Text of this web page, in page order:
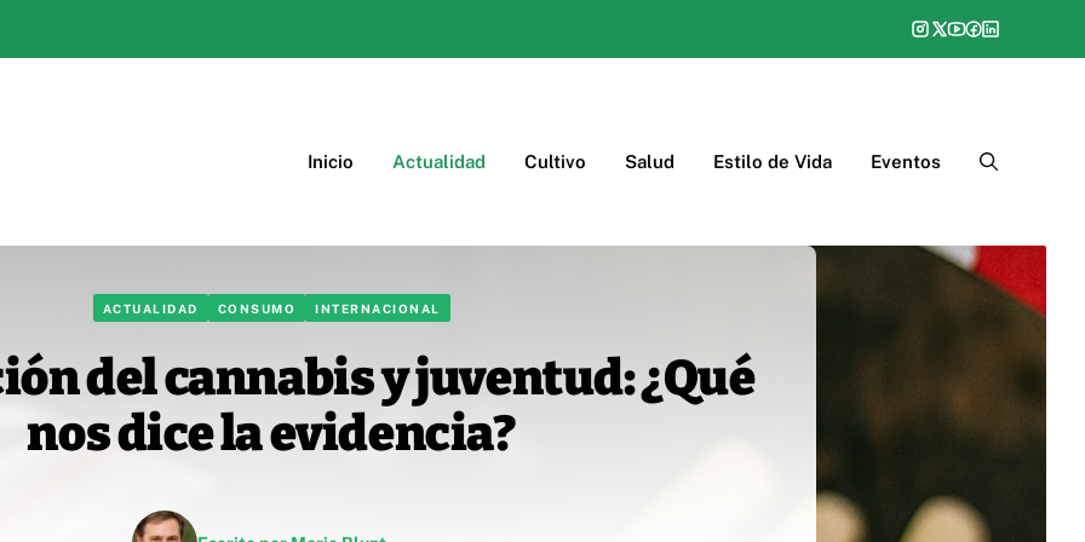
Inicio Actualidad Cultivo Salud Estilo de Vida Eventos
ACTUALIDAD CONSUMO INTERNACIONAL
del cannabis y juventud: ¿Qué
nos dice la evidencia?